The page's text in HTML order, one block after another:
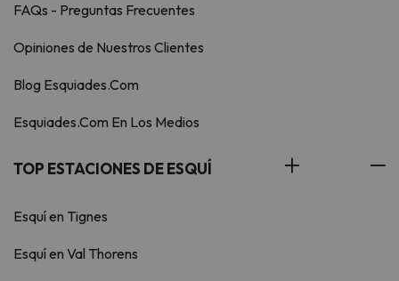
FAQs - Preguntas Frecuentes
Opiniones de Nuestros Clientes
Blog Esquiades.Com
Esquiades.Com En Los Medios
TOP ESTACIONES DE ESQUÍ
Esquí en Tignes
Esquí en Val Thorens